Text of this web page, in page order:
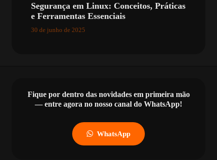
Segurança em Linux: Conceitos, Práticas
e Ferramentas Essenciais
30 de junho de 2025
Fique por dentro das novidades em primeira mão
— entre agora no nosso canal do WhatsApp!
WhatsApp